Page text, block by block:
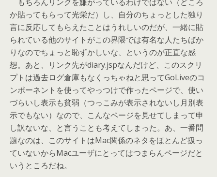
か貼ってもらって光栄だ）し、自分のちょっとした独り
言に反応してもらえたことはうれしいのだが、一緒に貼
られている他のサイトがこの界隈では有名な人たちばか
りなのでちょっと恥ずかしいな、というのが正直な感
想。あと、リンク先がdiary.jspなんだけど、このスクリ
プトは過去ログ倉庫もなくっちゃねと思ってGoLiveのコ
ンポーネントを使ってやっつけで作ったページで、使い
づらいし表示も貧弱（つっこみが表示されないし月別表
示でもない）なので、こんなページを見せてしまって申
し訳ないな、と言うことも考えてしまった。あ、一番問
題なのは、このサイトはMac関係のネタをほとんど扱っ
ていないからMacユーザにとってはつまらんページだと
いうところだね。